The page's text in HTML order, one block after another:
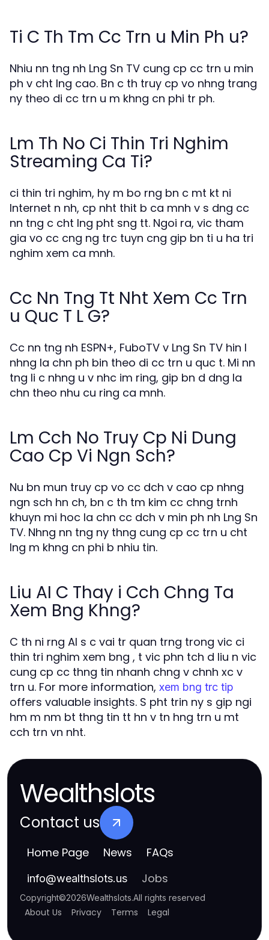
Ti C Th Tm Cc Trn u Min Ph u?
Nhiu nn tng nh Lng Sn TV cung cp cc trn u min
ph v cht lng cao. Bn c th truy cp vo nhng trang
ny theo di cc trn u m khng cn phi tr ph.
Lm Th No Ci Thin Tri Nghim
Streaming Ca Ti?
ci thin tri nghim, hy m bo rng bn c mt kt ni
Internet n nh, cp nht thit b ca mnh v s dng cc
nn tng c cht lng pht sng tt. Ngoi ra, vic tham
gia vo cc cng ng trc tuyn cng gip bn ti u ha tri
nghim xem ca mnh.
Cc Nn Tng Tt Nht Xem Cc Trn
u Quc T L G?
Cc nn tng nh ESPN+, FuboTV v Lng Sn TV hin l
nhng la chn ph bin theo di cc trn u quc t. Mi nn
tng li c nhng u v nhc im ring, gip bn d dng la
chn theo nhu cu ring ca mnh.
Lm Cch No Truy Cp Ni Dung
Cao Cp Vi Ngn Sch?
Nu bn mun truy cp vo cc dch v cao cp nhng
ngn sch hn ch, bn c th tm kim cc chng trnh
khuyn mi hoc la chn cc dch v min ph nh Lng Sn
TV. Nhng nn tng ny thng cung cp cc trn u cht
lng m khng cn phi b nhiu tin.
Liu AI C Thay i Cch Chng Ta
Xem Bng Khng?
C th ni rng AI s c vai tr quan trng trong vic ci
thin tri nghim xem bng , t vic phn tch d liu n vic
cung cp cc thng tin nhanh chng v chnh xc v
trn u. For more information, xem bng trc tip
offers valuable insights. S pht trin ny s gip ngi
hm m nm bt thng tin tt hn v tn hng trn u mt
cch trn vn nht.
Wealthslots
Contact us
Home Page News FAQs
info@wealthslots.us Jobs
Copyright©2026Wealthslots.All rights reserved
About Us Privacy Terms Legal